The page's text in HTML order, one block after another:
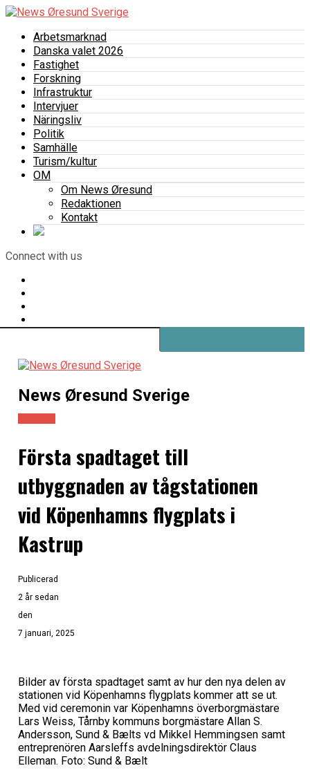
Arbetsmarknad
Danska valet 2026
Fastighet
Forskning
Infrastruktur
Intervjuer
Näringsliv
Politik
Samhälle
Turism/kultur
OM
Om News Øresund
Redaktionen
Kontakt
Connect with us
News Øresund Sverige
Första spadtaget till
utbyggnaden av tågstationen
vid Köpenhamns flygplats i
Kastrup
Publicerad
2 år sedan
den
7 januari, 2025
Bilder av första spadtaget samt av hur den nya delen av
stationen vid Köpenhamns flygplats kommer att se ut.
Med vid ceremonin var Köpenhamns överborgmästare
Lars Weiss, Tårnby kommuns borgmästare Allan S.
Andersson, Sund & Bælts vd Mikkel Hemmingsen samt
entreprenören Aarsleffs avdelningsdirektör Claus
Elleman. Foto: Sund & Bælt